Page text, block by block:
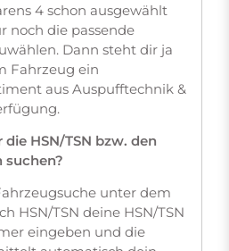
4 schon ausgewählt
noch die passende
Dann steht dir ja
Fahrzeug ein
aus Auspufftechnik &
HSN/TSN bzw. den
suchen?
unter dem
HSN/TSN deine HSN/TSN
eingeben und die